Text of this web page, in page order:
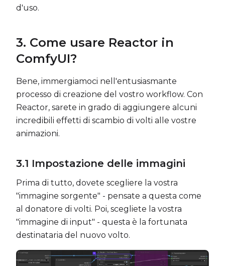
d'uso.
3. Come usare Reactor in
ComfyUI?
Bene, immergiamoci nell'entusiasmante
processo di creazione del vostro workflow. Con
Reactor, sarete in grado di aggiungere alcuni
incredibili effetti di scambio di volti alle vostre
animazioni.
3.1 Impostazione delle immagini
Prima di tutto, dovete scegliere la vostra
"immagine sorgente" - pensate a questa come
al donatore di volti. Poi, scegliete la vostra
"immagine di input" - questa è la fortunata
destinataria del nuovo volto.